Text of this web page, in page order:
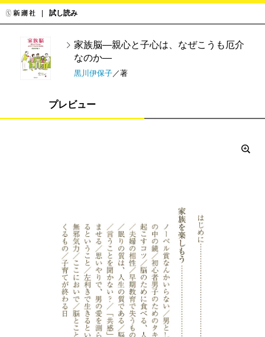
試し読み
家族脳―親心と子心は、なぜこうも厄介
なのか―
黒川伊保子 ／著
プレビュー